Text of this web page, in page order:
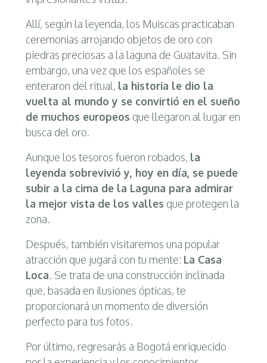
Allí, según la leyenda, los Muiscas practicaban
ceremonias arrojando objetos de oro con
piedras preciosas a la laguna de Guatavita. Sin
embargo, una vez que los españoles se
enteraron del ritual, la historia le dio la
vuelta al mundo y se convirtió en el sueño
de muchos europeos que llegaron al lugar en
busca del oro.
Aunque los tesoros fueron robados, la
leyenda sobrevivió y, hoy en día, se puede
subir a la cima de la Laguna para admirar
la mejor vista de los valles que protegen la
zona.
Después, también visitaremos una popular
atracción que jugará con tu mente: La Casa
Loca. Se trata de una construcción inclinada
que, basada en ilusiones ópticas, te
proporcionará un momento de diversión
perfecto para tus fotos.
Por último, regresarás a Bogotá enriquecido